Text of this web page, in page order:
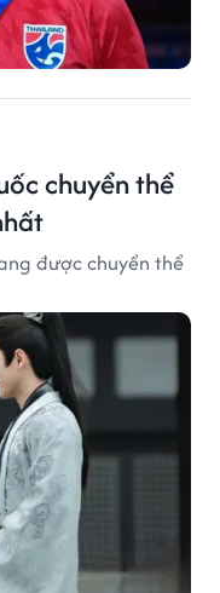
chuyển thể
được chuyển thể